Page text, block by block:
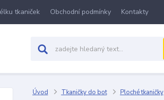
tkaniček Obchodní podmínky Kontakty
Úvod Tkaničky do bot Ploché tkaničky